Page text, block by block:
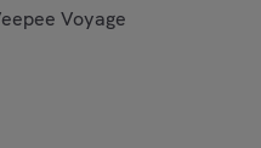
Voyage